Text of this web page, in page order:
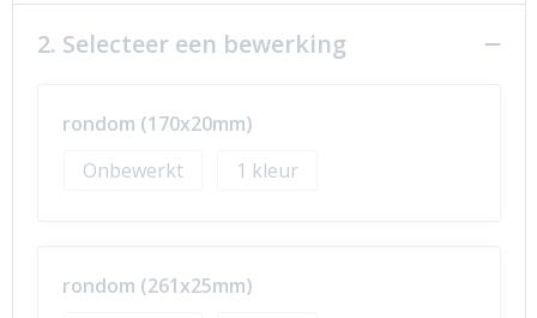
2. Selecteer een bewerking
rondom (170x20mm)
Onbewerkt
1
rondom (261x25mm)